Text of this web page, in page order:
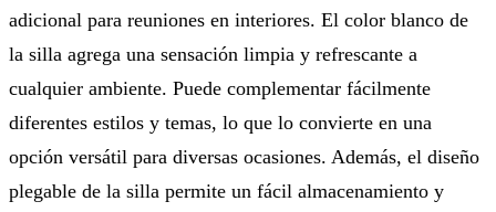
adicional para reuniones en interiores. El color blanco de
la silla agrega una sensación limpia y refrescante a
cualquier ambiente. Puede complementar fácilmente
diferentes estilos y temas, lo que lo convierte en una
opción versátil para diversas ocasiones. Además, el diseño
plegable de la silla permite un fácil almacenamiento y